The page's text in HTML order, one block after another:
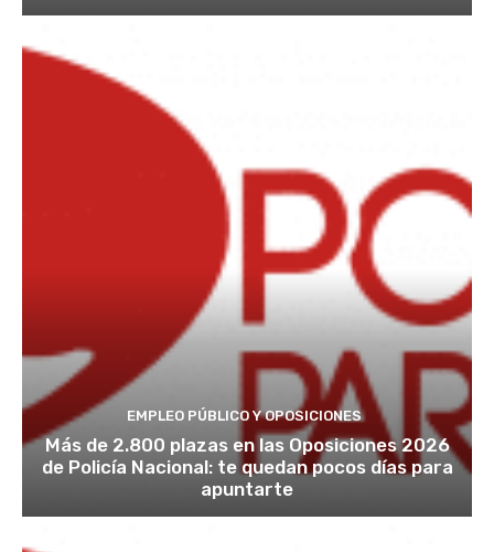
EMPLEO PÚBLICO Y OPOSICIONES
Más de 2.800 plazas en las Oposiciones 2026
de Policía Nacional: te quedan pocos días para
apuntarte